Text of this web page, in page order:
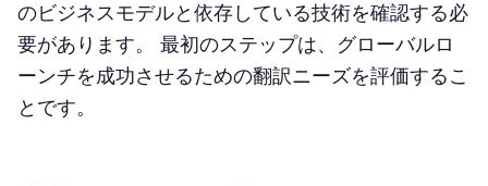
のビジネスモデルと依存している技術を確認する必
要があります。 最初のステップは、グローバルロ
ーンチを成功させるための翻訳ニーズを評価するこ
とです。